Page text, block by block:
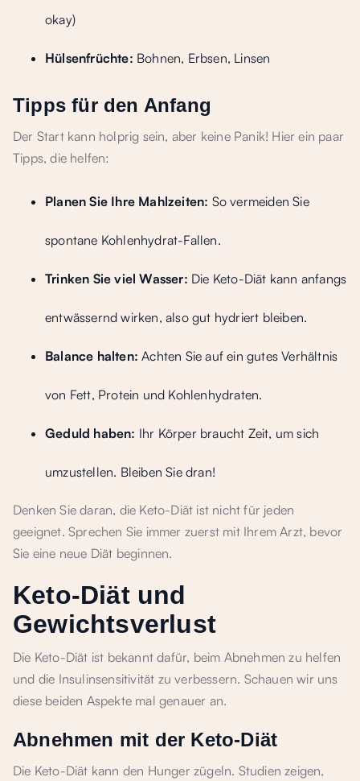
okay)
Hülsenfrüchte: Bohnen, Erbsen, Linsen
Tipps für den Anfang
Der Start kann holprig sein, aber keine Panik! Hier ein paar
Tipps, die helfen:
Planen Sie Ihre Mahlzeiten: So vermeiden Sie
spontane Kohlenhydrat-Fallen.
Trinken Sie viel Wasser: Die Keto-Diät kann anfangs
entwässernd wirken, also gut hydriert bleiben.
Balance halten: Achten Sie auf ein gutes Verhältnis
von Fett, Protein und Kohlenhydraten.
Geduld haben: Ihr Körper braucht Zeit, um sich
umzustellen. Bleiben Sie dran!
Denken Sie daran, die Keto-Diät ist nicht für jeden
geeignet. Sprechen Sie immer zuerst mit Ihrem Arzt, bevor
Sie eine neue Diät beginnen.
Keto-Diät und
Gewichtsverlust
Die Keto-Diät ist bekannt dafür, beim Abnehmen zu helfen
und die Insulinsensitivität zu verbessern. Schauen wir uns
diese beiden Aspekte mal genauer an.
Abnehmen mit der Keto-Diät
Die Keto-Diät kann den Hunger zügeln. Studien zeigen,